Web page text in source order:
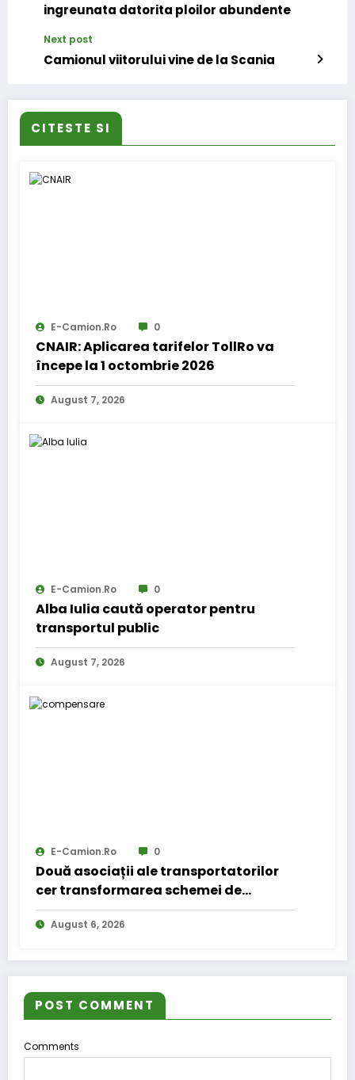
ingreunata datorita ploilor abundente
Next post
Camionul viitorului vine de la Scania
CITESTE SI
E-Camion.ro 0
CNAIR: Aplicarea tarifelor TollRo va
începe la 1 octombrie 2026
August 7, 2026
E-Camion.ro 0
Alba Iulia caută operator pentru
transportul public
August 7, 2026
E-Camion.ro 0
Două asociații ale transportatorilor
cer transformarea schemei de
compensare a accizei în mecanism
permanent
August 6, 2026
POST COMMENT
Comments